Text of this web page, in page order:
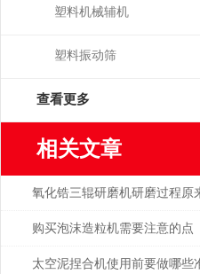
塑料机械辅机
塑料振动筛
查看更多
相关文章
购买泡沫造粒机需要注意的点